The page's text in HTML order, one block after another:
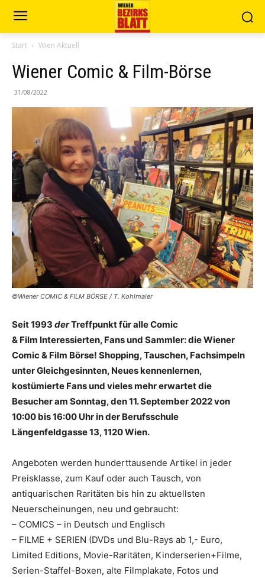
Start Wien Aktuell
Wiener Comic & Film-Börse
31/08/2022
©Wiener COMIC & FILM BÖRSE / T. Kohlmaier
Seit 1993 derTreffpunkt für alle Comic
& Film Interessierten, Fans und Sammler: die Wiener
Comic & Film Börse! Shopping, Tauschen, Fachsimpeln
unter Gleichgesinnten, Neues kennenlernen,
kostümierte Fans und vieles mehr erwartet die
Besucher am Sonntag, den 11. September 2022 von
10:00 bis 16:00 Uhr in der Berufsschule
Längenfeldgasse 13, 1120 Wien.
Angeboten werden hunderttausende Artikel in jeder
Preisklasse, zum Kauf oder auch Tausch, von
antiquarischen Raritäten bis hin zu aktuellsten
Neuerscheinungen, neu und gebraucht:
– COMICS – in Deutsch und Englisch
– FILME + SERIEN (DVDs und Blu-Rays ab 1,- Euro,
Limited Editions, Movie-Raritäten, Kinderserien+Filme,
Serien-Staffel-Boxen, alte Filmplakate, Fotos und